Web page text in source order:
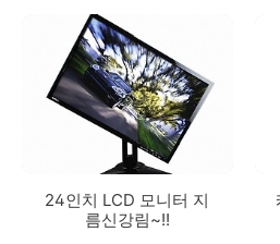
24인치 LCD 모니터 지
름신강림~!!